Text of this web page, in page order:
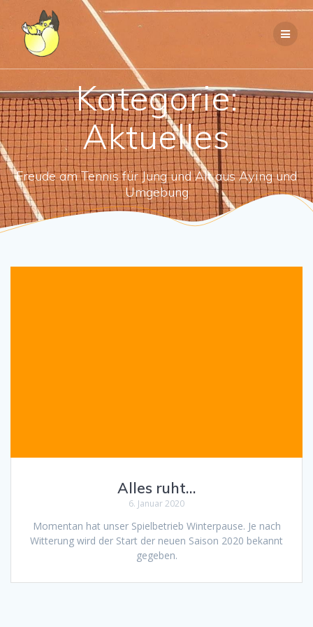
Zum
Kategorie:
Aktuelles
Freude am Tennis für Jung und Alt aus Aying und
Umgebung
Alles ruht…
6. Januar 2020
Momentan hat unser Spielbetrieb Winterpause. Je nach
Witterung wird der Start der neuen Saison 2020 bekannt
gegeben.